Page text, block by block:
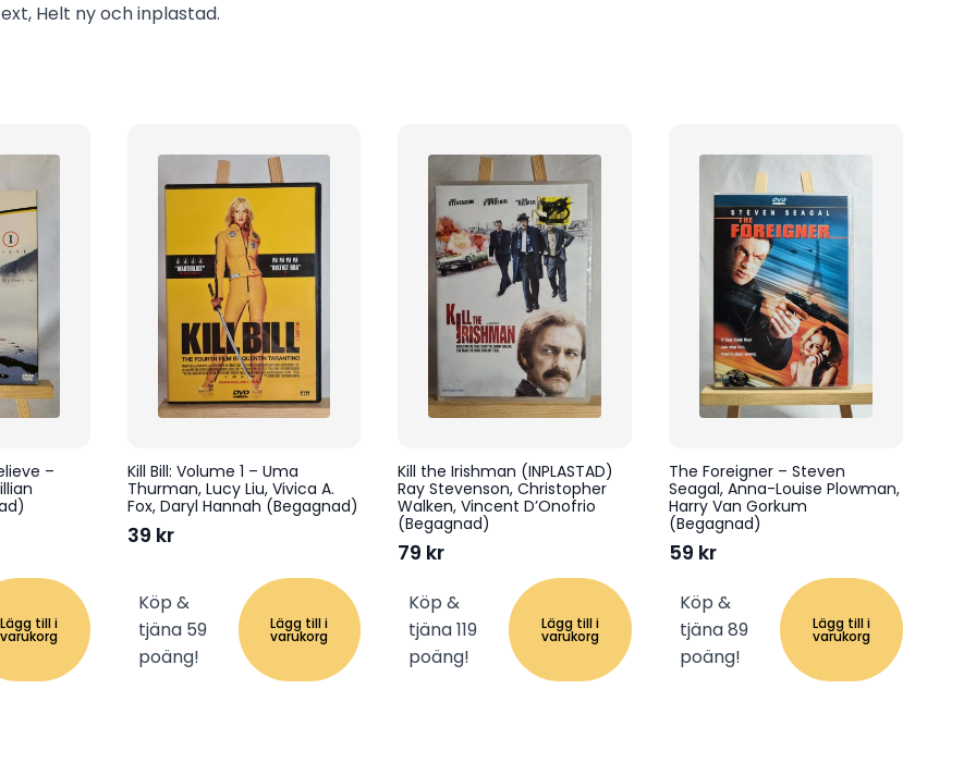
Helt ny och inplastad.
–
Lägg till i
varukorg
Kill Bill: Volume 1 – Uma
Thurman, Lucy Liu, Vivica A.
Fox, Daryl Hannah (Begagnad)
39 kr
Köp &
tjäna 59
poäng!
Lägg till i
varukorg
Kill the Irishman (INPLASTAD)
Ray Stevenson, Christopher
Walken, Vincent D’Onofrio
(Begagnad)
79 kr
Köp &
tjäna 119
poäng!
Lägg till i
varukorg
The Foreigner – Steven
Seagal, Anna-Louise Plowman,
Harry Van Gorkum
(Begagnad)
59 kr
Köp &
tjäna 89
poäng!
Lägg till i
varukorg